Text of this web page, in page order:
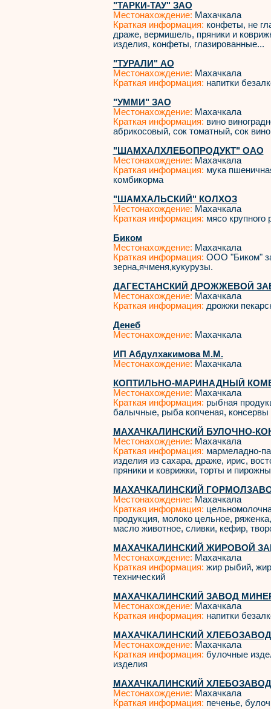
"ТАРКИ-ТАУ" ЗАО
Местонахождение: Махачкала
Краткая информация: конфеты, не
драже, вермишель, пряники и
изделия, конфеты, глазированные...
"ТУРАЛИ" АО
Местонахождение: Махачкала
Краткая информация: напитки
"УММИ" ЗАО
Местонахождение: Махачкала
Краткая информация: вино
абрикосовый, сок томатный, сок
"ШАМХАЛХЛЕБОПРОДУКТ" ОАО
Местонахождение: Махачкала
Краткая информация: мука
комбикорма
"ШАМХАЛЬСКИЙ" КОЛХОЗ
Местонахождение: Махачкала
Краткая информация: мясо крупного
Биком
Местонахождение: Махачкала
Краткая информация: ООО "Биком"
зерна,ячменя,кукурузы.
ДАГЕСТАНСКИЙ ДРОЖЖЕВОЙ
Местонахождение: Махачкала
Краткая информация: дрожжи
Денеб
Местонахождение: Махачкала
ИП Абдулхакимова М.М.
Местонахождение: Махачкала
КОПТИЛЬНО-МАРИНАДНЫЙ
Местонахождение: Махачкала
Краткая информация: рыбная
балычные, рыба копченая,
МАХАЧКАЛИНСКИЙ БУЛОЧНО-
Местонахождение: Махачкала
Краткая информация: мармеладно-
изделия из сахара, драже, ирис,
пряники и коврижки, торты и
МАХАЧКАЛИНСКИЙ
Местонахождение: Махачкала
Краткая информация:
продукция, молоко цельное,
масло животное, сливки, кефир,
МАХАЧКАЛИНСКИЙ ЖИРОВОЙ
Местонахождение: Махачкала
Краткая информация: жир рыбий,
технический
МАХАЧКАЛИНСКИЙ ЗАВОД
Местонахождение: Махачкала
Краткая информация: напитки
МАХАЧКАЛИНСКИЙ
Местонахождение: Махачкала
Краткая информация: булочные
изделия
МАХАЧКАЛИНСКИЙ
Местонахождение: Махачкала
Краткая информация: печенье,